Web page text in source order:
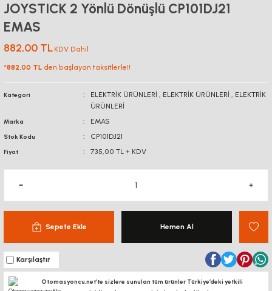
JOYSTICK 2 Yönlü Dönüşlü CP101DJ21
EMAS
882,00 TL KDV Dahil
*882,00 TL den başlayan taksitlerle!!
Kategori ELEKTRİK ÜRÜNLERİ , ELEKTRİK ÜRÜNLERİ , ELEKTRİK
ÜRÜNLERİ
Marka EMAS
Stok Kodu CP101DJ21
Fiyat 735,00 TL + KDV
Sepete Ekle Hemen Al
Karşılaştır
Otomasyoncu.net’te sizlere sunulan tüm ürünler Türkiye’deki yetkili